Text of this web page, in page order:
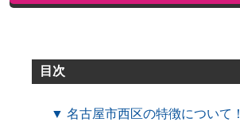
目次
▼ 名古屋市西区の特徴について！